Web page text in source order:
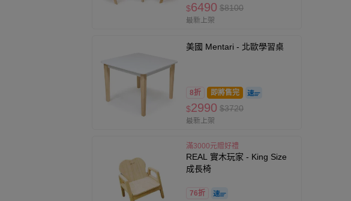
$6490 $8100
最新上架
美國 Mentari - 北歐學習桌
8折 即將售完
$2990 $3720
最新上架
滿3000元贈好禮
REAL 實木玩家 - King Size
成長椅
76折